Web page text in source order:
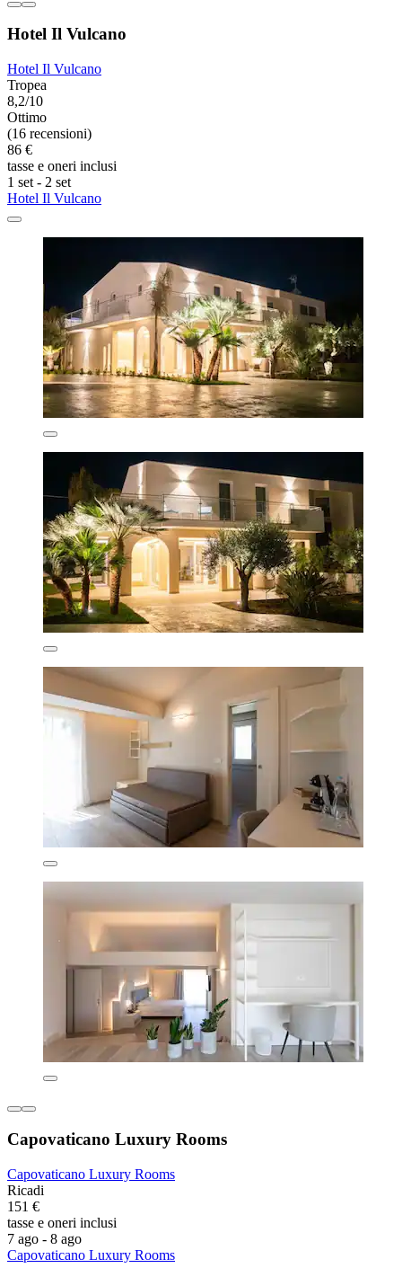
Hotel Il Vulcano
Hotel Il Vulcano
Tropea
8,2/10
Ottimo
(16 recensioni)
86 €
tasse e oneri inclusi
1 set - 2 set
Hotel Il Vulcano
Capovaticano Luxury Rooms
Capovaticano Luxury Rooms
Ricadi
151 €
tasse e oneri inclusi
7 ago - 8 ago
Capovaticano Luxury Rooms